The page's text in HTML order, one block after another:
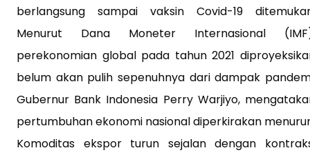
berlangsung sampai vaksin Covid-19
Menurut Dana Moneter Internasional
perekonomian global pada tahun 2021
belum akan pulih sepenuhnya dari dampak
Gubernur Bank Indonesia Perry Warjiyo,
pertumbuhan ekonomi nasional diperkirakan
Komoditas ekspor turun sejalan dengan